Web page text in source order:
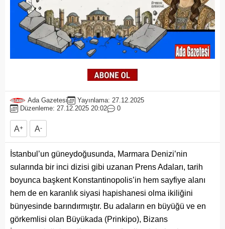
Ada Gazetesi
Yayınlama: 27.12.2025
Düzenleme: 27.12.2025 20:02
0
A+ A-
İstanbul’un güneydoğusunda, Marmara Denizi’nin
sularında bir inci dizisi gibi uzanan Prens Adaları, tarih
boyunca başkent Konstantinopolis’in hem sayfiye alanı
hem de en karanlık siyasi hapishanesi olma ikiliğini
bünyesinde barındırmıştır. Bu adaların en büyüğü ve en
görkemlisi olan Büyükada (Prinkipo), Bizans